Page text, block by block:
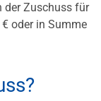
der Zuschuss für
oder in Summe